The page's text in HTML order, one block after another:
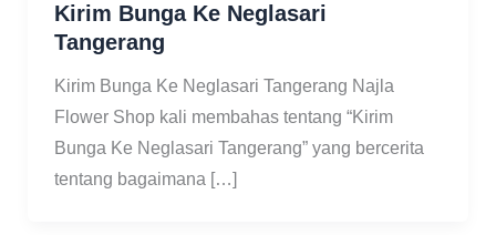
Kirim Bunga Ke Neglasari
Tangerang
Kirim Bunga Ke Neglasari Tangerang Najla
Flower Shop kali membahas tentang “Kirim
Bunga Ke Neglasari Tangerang” yang bercerita
tentang bagaimana […]